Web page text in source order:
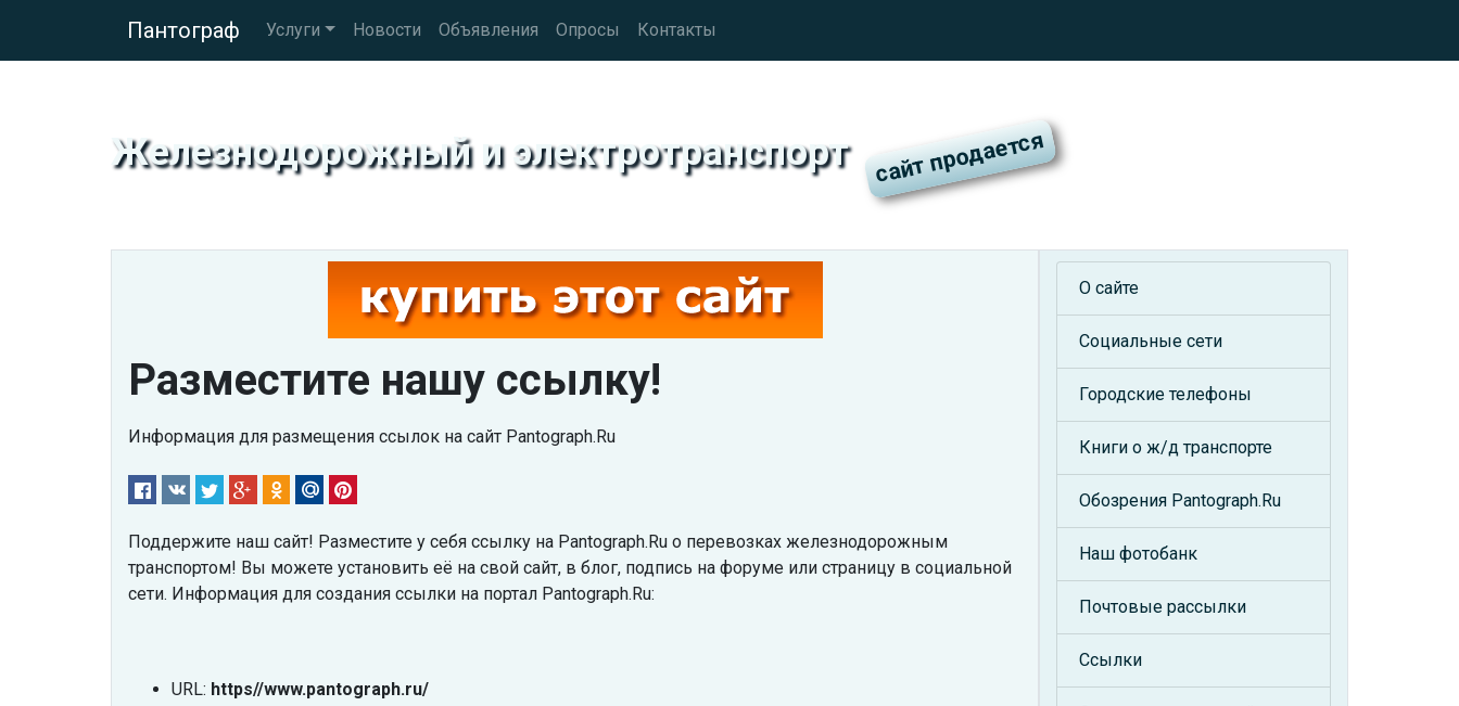
Пантограф Услуги Новости Объявления Опросы Контакты
Железнодорожный и электротранспорт
Разместите нашу ссылку!
Информация для размещения ссылок на сайт Pantograph.Ru
Поддержите наш сайт! Разместите у себя ссылку на Pantograph.Ru о перевозках железнодорожным
транспортом! Вы можете установить её на свой сайт, в блог, подпись на форуме или страницу в социальной
сети. Информация для создания ссылки на портал Pantograph.Ru:
URL: https//www.pantograph.ru/
О сайте
Социальные сети
Городские телефоны
Книги о ж/д транспорте
Обозрения Pantograph.Ru
Наш фотобанк
Почтовые рассылки
Ссылки